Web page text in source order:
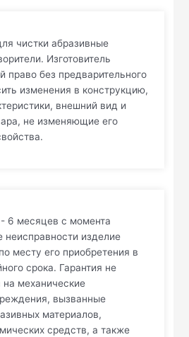
чистки абразивные
Изготовитель
право без предварительного
изменения в конструкцию,
внешний вид и
не изменяющие его
- 6 месяцев с момента
изделие
месту его приобретения в
срока. Гарантия не
на механические
вызванные
материалов,
средств, а также